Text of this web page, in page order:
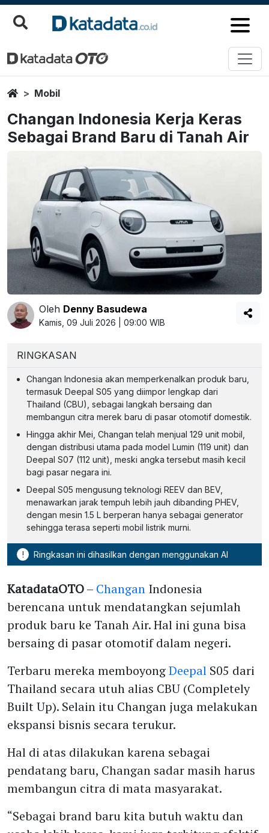
HomeMobil
Changan Indonesia Kerja Keras
Sebagai Brand Baru di Tanah Air
Oleh Denny Basudewa
Kamis, 09 Juli 2026 | 09:00 WIB
RINGKASAN
Changan Indonesia akan memperkenalkan produk baru,
termasuk Deepal S05 yang diimpor lengkap dari
Thailand (CBU), sebagai langkah bersaing dan
membangun citra merek baru di pasar otomotif domestik.
Hingga akhir Mei, Changan telah menjual 129 unit mobil,
dengan distribusi utama pada model Lumin (119 unit) dan
Deepal S07 (112 unit), meski angka tersebut masih kecil
bagi pasar negara ini.
Deepal S05 mengusung teknologi REEV dan BEV,
menawarkan jarak tempuh lebih jauh dibanding PHEV,
dengan mesin 1.5 L berperan hanya sebagai generator
sehingga terasa seperti mobil listrik murni.
! Ringkasan ini dihasilkan dengan menggunakan AI
KatadataOTO– Changan Indonesia
berencana untuk mendatangkan sejumlah
produk baru ke Tanah Air. Hal ini guna bisa
bersaing di pasar otomotif dalam negeri.
Terbaru mereka memboyongDeepal S05 dari
Thailand secara utuh alias CBU (Completely
Built Up). Selain itu Changan juga melakukan
ekspansi bisnis secara terukur.
Hal di atas dilakukan karena sebagai
pendatang baru, Changan sadar masih harus
membangun citra di mata masyarakat.
“Sebagai brand baru kita butuh waktu dan